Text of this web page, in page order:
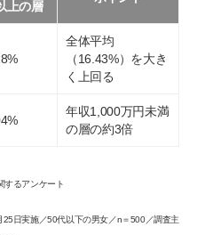
上の層
全体平均
（16.43%）を大き
く上回る
年収1,000万円未満
の層の約3倍
するアンケート
日実施／50代以下の男女／n＝500／調査主